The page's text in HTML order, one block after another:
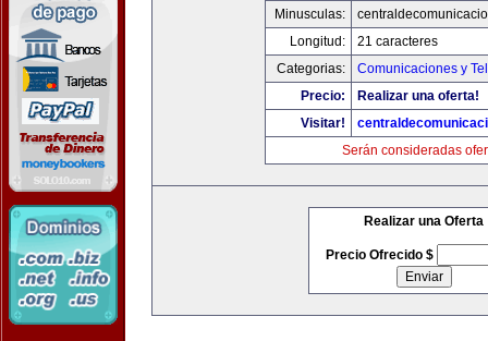
Minusculas:
Longitud:
21 caracteres
Categorias:
Comunicaciones y
Precio:
Realizar una oferta!
Visitar!
Serán consideradas
Realizar una Oferta
Precio Ofrecido $